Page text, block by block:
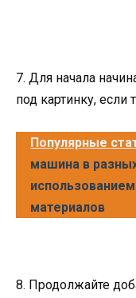
7. Для начала
под картинку, если
Популярные
машина в
материалов
8. Продолжайте